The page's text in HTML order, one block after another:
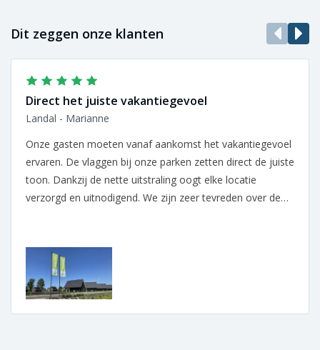
Dit zeggen onze klanten
Direct het juiste vakantiegevoel
Landal - Marianne
Onze gasten moeten vanaf aankomst het vakantiegevoel
ervaren. De vlaggen bij onze parken zetten direct de juiste
toon. Dankzij de nette uitstraling oogt elke locatie
verzorgd en uitnodigend. We zijn zeer tevreden over de